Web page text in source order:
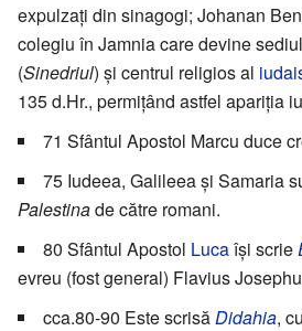
expulzaţi din sinagogi; Johanan
colegiu în Jamnia care devine
(Sinedriul) şi centrul religios al
135 d.Hr., permiţând astfel apariţia
71 Sfântul Apostol Marcu duce
75 Iudeea, Galileea şi Samaria
Palestinade către romani.
80 Sfântul Apostol Lucaîși scrie
evreu (fost general) Flavius
cca.80-90 Este scrisă Didahia,